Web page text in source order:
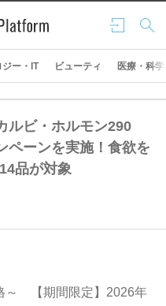
ログ
イン
検索
ジー・IT ビューティ 医療・科学
ルビ・ホルモン290
ペーンを実施！食欲を
品が対象
～ 【期間限定】2026年